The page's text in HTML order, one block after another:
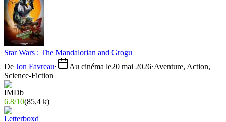
Star Wars : The Mandalorian and Grogu
De Jon Favreau· Au cinéma le20 mai 2026·Aventure, Action,
Science-Fiction
6.8/10(85,4 k)